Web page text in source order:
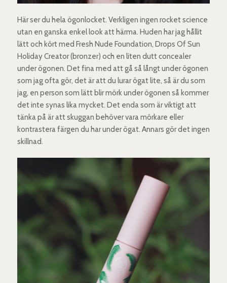
Här ser du hela ögonlocket. Verkligen ingen rocket science
utan en ganska enkel look att härma. Huden har jag hållit
lätt och kört med Fresh Nude Foundation, Drops Of Sun
Holiday Creator (bronzer) och en liten dutt concealer
under ögonen. Det fina med att gå så långt under ögonen
som jag ofta gör, det är att du lurar ögat lite, så är du som
jag, en person som lätt blir mörk under ögonen så kommer
det inte synas lika mycket. Det enda som är viktigt att
tänka på är att skuggan behöver vara mörkare eller
kontrastera färgen du har under ögat. Annars gör det ingen
skillnad.